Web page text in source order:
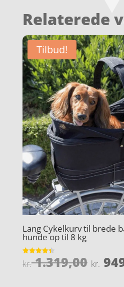
Relaterede
Tilbud!
Lang Cykelkurv til brede
hunde op til 8 kg
Vurderet
4.4
kr.1.319,00 Den
kr.